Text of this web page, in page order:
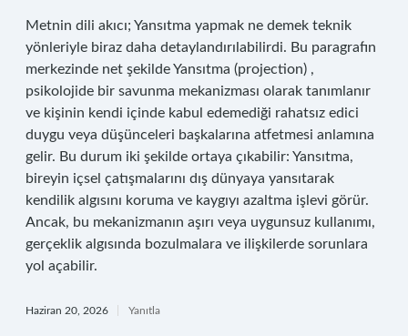
Metnin dili akıcı; Yansıtma yapmak ne demek teknik
yönleriyle biraz daha detaylandırılabilirdi. Bu paragrafın
merkezinde net şekilde Yansıtma (projection) ,
psikolojide bir savunma mekanizması olarak tanımlanır
ve kişinin kendi içinde kabul edemediği rahatsız edici
duygu veya düşünceleri başkalarına atfetmesi anlamına
gelir. Bu durum iki şekilde ortaya çıkabilir: Yansıtma,
bireyin içsel çatışmalarını dış dünyaya yansıtarak
kendilik algısını koruma ve kaygıyı azaltma işlevi görür.
Ancak, bu mekanizmanın aşırı veya uygunsuz kullanımı,
gerçeklik algısında bozulmalara ve ilişkilerde sorunlara
yol açabilir.
Haziran 20, 2026 Yanıtla